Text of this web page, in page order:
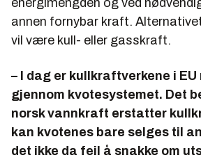
annen fornybar kraft.
vil være kull- eller gasskraft.
– I dag er kullkraftverkene i
gjennom kvotesystemet. Det
norsk vannkraft erstatter
kan kvotenes bare selges til
det ikke da feil å snakke om